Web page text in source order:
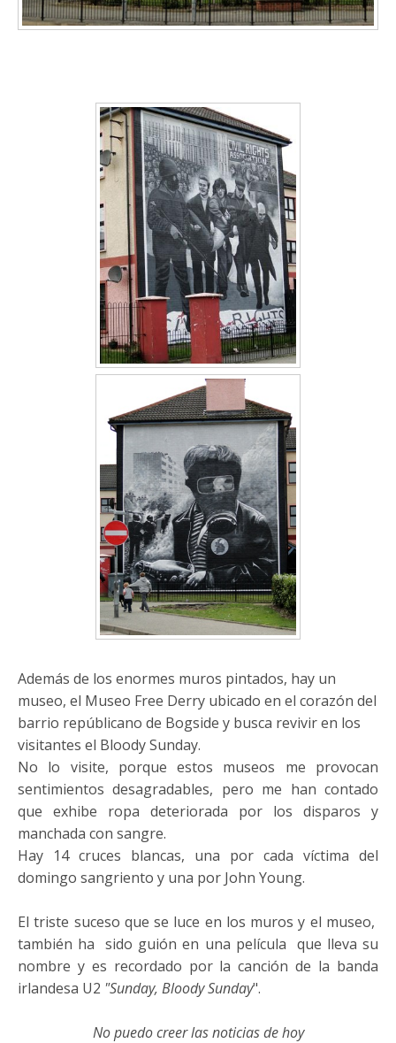
Además de los enormes muros pintados, hay un
museo, el Museo Free Derry ubicado en el corazón del
barrio repúblicano de Bogside y busca revivir en los
visitantes el Bloody Sunday.
No lo visite, porque estos museos me provocan
sentimientos desagradables, pero me han contado
que exhibe ropa deteriorada por los disparos y
manchada con sangre.
Hay 14 cruces blancas, una por cada víctima del
domingo sangriento y una por John Young.
El triste suceso que se luce en los muros y el museo,
también ha sido guión en una película que lleva su
nombre y es recordado por la canción de la banda
irlandesa U2 "Sunday, Bloody Sunday".
No puedo creer las noticias de hoy